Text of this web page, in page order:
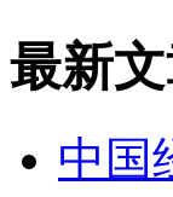
最新
中国